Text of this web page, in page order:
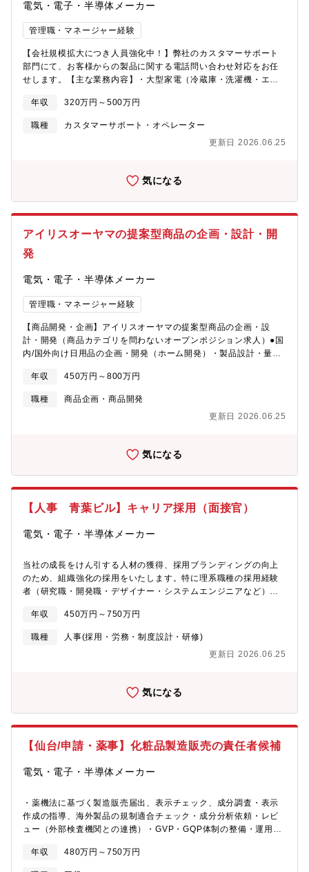
電気・電子・半導体メーカー
管理職・マネージャー経験
【会社規模拡大につき人員強化中！】弊社のカスタマーサポート
部門にて、お客様からの製品に関する電話問い合わせ対応をお任
せします。【主な業務内容】・大型家電（冷蔵庫・洗濯機・エア
ングおよび社内システムへの入力・技術サポートなど※電話対応
は1日20～30件（1件あたり約5～15分程度）【働きやすい職場環
境】チームで協力しながら業務を進める風通しの良い職場です中
途入社の方もすぐに馴染めるよう、先輩社員がしっかりサポート
厚生・働き方】有給休暇取得率◎、昇給・賞与制度あり学校行事
フステージに合わせた働き方が可能ですまた角田工場にはスポー
したりプール／ジム／筋トレなど個人で楽しむ方も多いです。食
堂は1食300円～450円でヘルシーランチが楽しめる、働きやすい
の電話、対面コミュニケーション経験のある方・チームで協力し
年収 320万円～500万円
職種
カスタマーサポート・オペレーター
更新日 2026.06.25
気になる
アイリスオーヤマの提案型商品の企画・設計・開
発
電気・電子・半導体メーカー
管理職・マネージャー経験
【商品開発・企画】アイリスオーヤマの提案型商品の企画・設
計・開発（商品カテゴリを問わないオープンポジション求人）●国
内/国外向け日用品の企画・開発（ホーム開発）・製品設計・量産
発可能性のある製品例】・生活用品・日用品・キッチン用品・フ
ァニチャー・インテリア・家電製品・レジャー用品・工具・ペッ
ト用品・ガーデニング用品 などアイリスオーヤマで取り扱う
様々な製品に関わる可能性があります。★募集している人材のイ
喜びを感じられる方（多くの人に使われるものを作ること）募集
年収 450万円～800万円
職種
商品企画・商品開発
更新日 2026.06.25
気になる
【人事 青葉ビル】キャリア採用（面接官）
電気・電子・半導体メーカー
当社の成長をけん引する人材の獲得、採用ブランディングの向上
のため、組織強化の採用をいたします。特に理系職種の採用経験
者（研究職・開発職・デザイナー・システムエンジニアなど）や
略立案・母集団形成・面接対応（1次～最終面接）・採用イベント
へ出展・広告媒体、エージェント商談・メンバーマネジメン
ト ・コスト管理 など◆当社では営業職、開発エンジ
ニア、事務管理スタッフ、電気工事、製造物流など幅広い職種の
お話ください！◆やりがい東北にとどまらず、全国でも注目され
現してください。◆働く環境についてメンバー：仙台6名・東京1
募集の青葉ビルでは【仙台駅徒歩5分】と好立地！ビルには無料の
充実した福利厚生です。
年収 450万円～750万円
職種
人事(採用・労務・制度設計・研修)
更新日 2026.06.25
気になる
【仙台/申請・薬事】化粧品製造販売の責任者候補
電気・電子・半導体メーカー
・薬機法に基づく製造販売届出、表示チェック、成分調査・表示
作成の指導、海外製品の規制適合チェック・成分分析依頼・レビ
ュー（外部検査機関との連携）・GVP・GQP体制の整備・運用・
り・社内教育、関連部門との連携・その他関連業務
年収 480万円～750万円